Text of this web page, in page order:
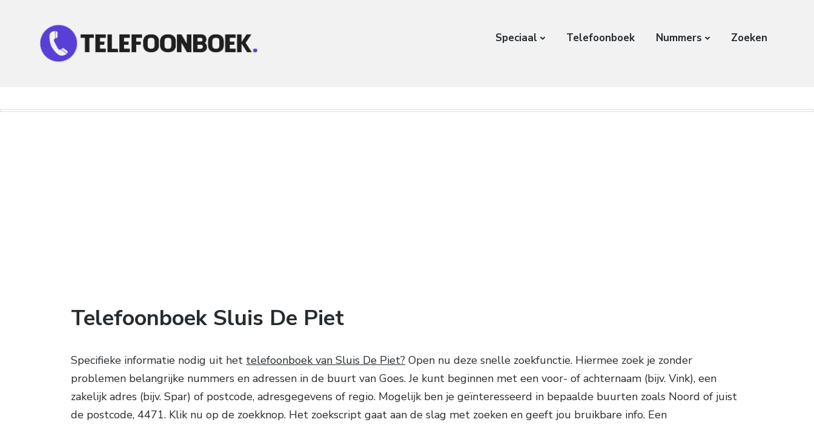
Speciaal Telefoonboek Nummers Zoeken
Telefoonboek Sluis De Piet
Specifieke informatie nodig uit het telefoonboek van Sluis De Piet? Open nu deze snelle zoekfunctie. Hiermee zoek je zonder
problemen belangrijke nummers en adressen in de buurt van Goes. Je kunt beginnen met een voor- of achternaam (bijv. Vink), een
zakelijk adres (bijv. Spar) of postcode, adresgegevens of regio. Mogelijk ben je geïnteresseerd in bepaalde buurten zoals Noord of juist
de postcode, 4471. Klik nu op de zoekknop. Het zoekscript gaat aan de slag met zoeken en geeft jou bruikbare info. Een